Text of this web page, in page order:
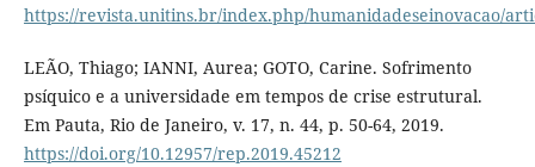
https://revista.unitins.br/index.php/humanidadeseinovacao/
LEÃO, Thiago; IANNI, Aurea; GOTO, Carine. Sofrimento
psíquico e a universidade em tempos de crise estrutural.
Em Pauta, Rio de Janeiro, v. 17, n. 44, p. 50-64, 2019.
https://doi.org/10.12957/rep.2019.45212